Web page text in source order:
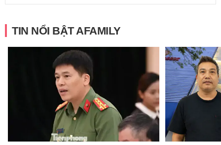
TIN NỔI BẬT AFAMILY